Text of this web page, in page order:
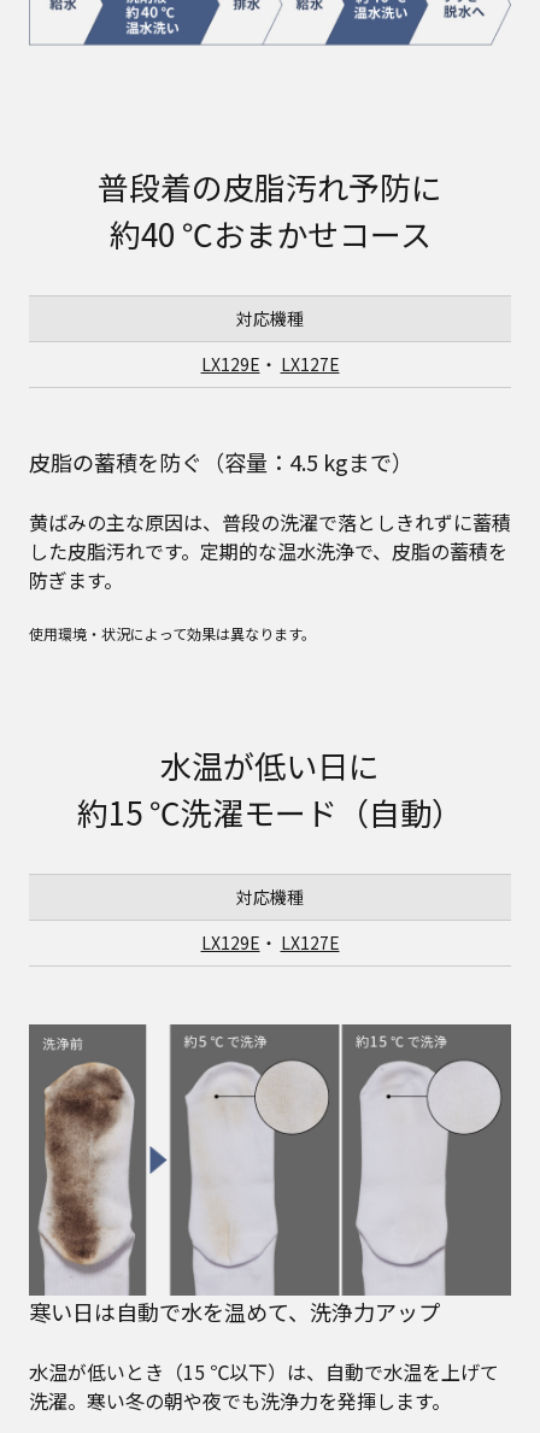
普段着の皮脂汚れ予防に
約40 ℃おまかせコース
対応機種
LX129E ・ LX127E
皮脂の蓄積を防ぐ（容量：4.5 kgまで）
黄ばみの主な原因は、普段の洗濯で落としきれずに蓄積
した皮脂汚れです。定期的な温水洗浄で、皮脂の蓄積を
防ぎます。
使用環境・状況によって効果は異なります。
水温が低い日に
約15 ℃洗濯モード（自動）
対応機種
LX129E ・ LX127E
寒い日は自動で水を温めて、洗浄力アップ
水温が低いとき（15 ℃以下）は、自動で水温を上げて
洗濯。寒い冬の朝や夜でも洗浄力を発揮します。